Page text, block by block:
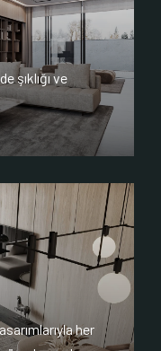
şıklığı ve
her